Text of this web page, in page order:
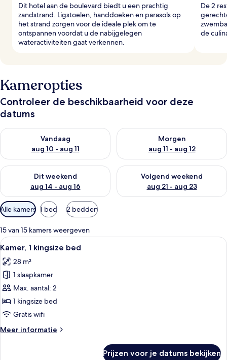
Dit hotel aan de boulevard biedt u een prachtig
zandstrand. Ligstoelen, handdoeken en parasols op
het strand zorgen voor de ideale plek om te
ontspannen voordat u de nabijgelegen
wateractiviteiten gaat verkennen.
De 2
de
Kameropties
Controleer de beschikbaarheid voor deze
datums
Vandaag
aug 10 - aug 11
De beschikbaarheid controleren voor vanavond aug 10 - aug
Morgen
aug 11 - aug 12
De beschikbaarheid
Dit weekend
aug 14 - aug 16
De beschikbaarheid controleren voor dit weekend aug 14 -
Volgend weekend
aug 21 - aug 23
De beschikbaarheid
Beschikbare
filters
voor
kamers
Alle kamers 1 bed 2 bedden
15 van 15 kamers weergeven
Alle
foto's
voor
Kamer,
1
kingsize
bed
Een hotelkamer met een groot bed,
4
Kamer, 1 kingsize bed
28 m²
1 slaapkamer
Max. aantal: 2
1 kingsize bed
Gratis wifi
Meer informatie
Meer
Prijzen voor je datums bekijken